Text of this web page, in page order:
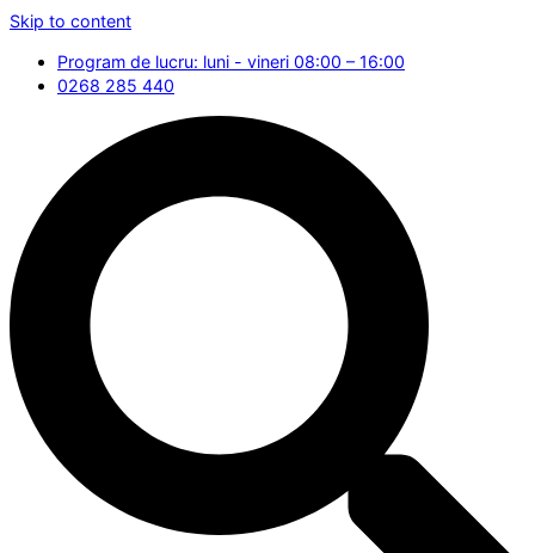
Skip to content
Program de lucru: luni - vineri 08:00 – 16:00
0268 285 440